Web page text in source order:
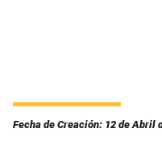
Fecha de Creación: 12 de Abril